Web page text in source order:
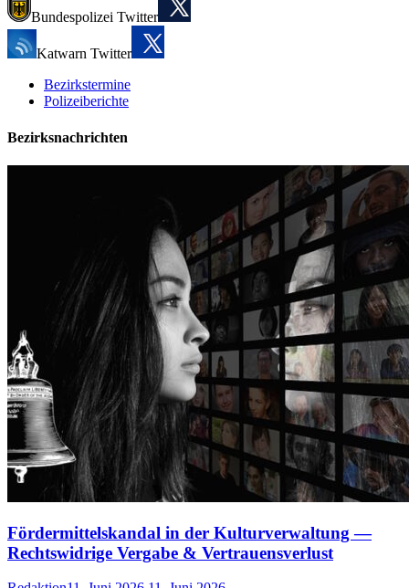
Bundespolizei Twitter
Katwarn Twitter
Bezirkstermine
Polizeiberichte
Bezirksnachrichten
Fördermittelskandal in der Kulturverwaltung —
Rechtswidrige Vergabe & Vertrauensverlust